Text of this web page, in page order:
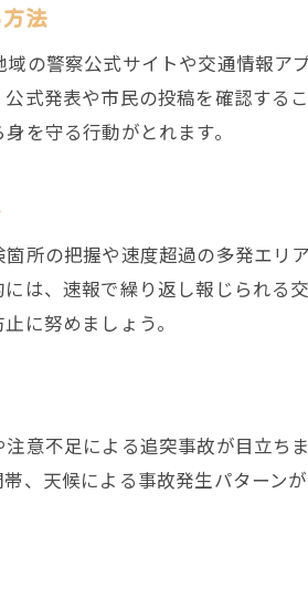
ムな交通事故情報で那珂川市の安
による那珂川市交通事故速報の活
をリアルタイムで追う利点と注
のリアルタイム情報がもたらす安
関係する博多区交通事故の最新傾向
で増加する交通事故と速度超過の
目される速度超過事故の予防ポイン
速度超過事故を防ぐ意識改革の重
防ぐための交通事故最新情報とは
法
の警察公式サイトや交通情報ア
式発表や市民の投稿を確認する
を守る行動がとれます。
所の把握や速度超過の多発エリ
は、速報で繰り返し報じられる
に努めましょう。
意不足による追突事故が目立ち
、天候による事故発生パターン